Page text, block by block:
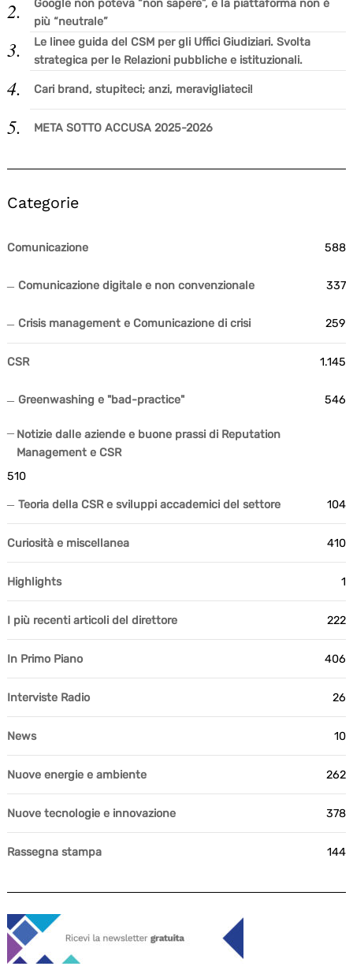
Google non poteva “non sapere”, e la piattaforma non è
più “neutrale”
Le linee guida del CSM per gli Uffici Giudiziari. Svolta
strategica per le Relazioni pubbliche e istituzionali.
Cari brand, stupiteci; anzi, meravigliateci!
META SOTTO ACCUSA 2025-2026
Categorie
Comunicazione 588
Comunicazione digitale e non convenzionale 337
Crisis management e Comunicazione di crisi 259
CSR 1.145
Greenwashing e "bad-practice" 546
Notizie dalle aziende e buone prassi di Reputation
Management e CSR
510
Teoria della CSR e sviluppi accademici del settore 104
Curiosità e miscellanea 410
Highlights 1
I più recenti articoli del direttore 222
In Primo Piano 406
Interviste Radio 26
News 10
Nuove energie e ambiente 262
Nuove tecnologie e innovazione 378
Rassegna stampa 144